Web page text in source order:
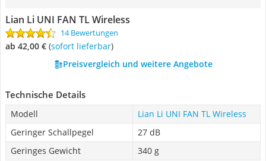
Lian Li UNI FAN TL Wireless
14 Bewertungen
ab 42,00 € ( Sofort lieferbar)
Preisvergleich und weitere Angebote
Technische Details
Modell
Lian Li UNI FAN TL Wireless
Geringer Schallpegel
27 dB
Geringes Gewicht
340 g